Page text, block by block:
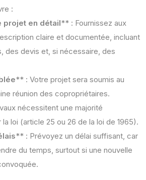
:
projet en détail** : Fournissez aux
claire et documentée, incluant
des devis et, si nécessaire, des
** : Votre projet sera soumis au
réunion des copropriétaires.
nécessitent une majorité
loi (article 25 ou 26 de la loi de 1965).
** : Prévoyez un délai suffisant, car
du temps, surtout si une nouvelle